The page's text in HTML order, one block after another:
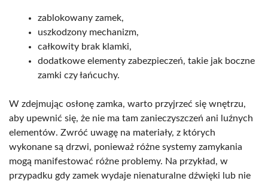
zablokowany zamek,
uszkodzony mechanizm,
całkowity brak klamki,
dodatkowe elementy zabezpieczeń, takie jak boczne
zamki czy łańcuchy.
W zdejmując osłonę zamka, warto przyjrzeć się wnętrzu,
aby upewnić się, że nie ma tam zanieczyszczeń ani luźnych
elementów. Zwróć uwagę na materiały, z których
wykonane są drzwi, ponieważ różne systemy zamykania
mogą manifestować różne problemy. Na przykład, w
przypadku gdy zamek wydaje nienaturalne dźwięki lub nie